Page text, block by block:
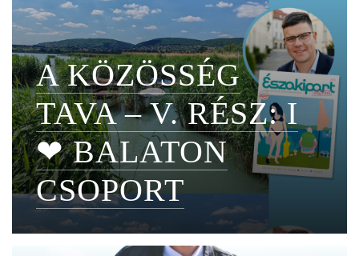
A KÖZÖSSÉG
TAVA – V. RÉSZ: I
❤ BALATON
CSOPORT